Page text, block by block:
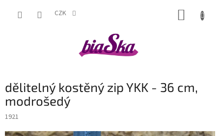
CZK
dělitelný kostěný zip YKK - 36 cm,
modrošedý
1921